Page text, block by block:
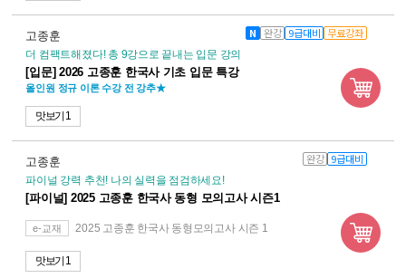
고종훈 N 완강 9급대비 무료강좌
더 컴팩트해졌다! 총 9강으로 끝내는 입문 강의
[입문] 2026 고종훈 한국사 기초 입문 특강
올인원 정규 이론 수강 전 강추★
맛보기 1
고종훈 완강 9급대비
파이널 강력 추천! 나의 실력을 점검하세요!
[파이널] 2025 고종훈 한국사 동형 모의고사 시즌1
e-교재 2025 고종훈 한국사 동형모의고사 시즌 1
맛보기 1